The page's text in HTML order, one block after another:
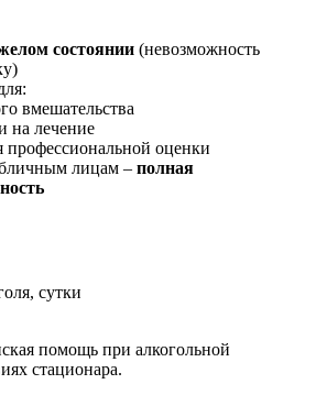
состоянии (невозможность
вмешательства
на лечение
профессиональной оценки
лицам – полная
сутки
помощь при алкогольной
стационара.